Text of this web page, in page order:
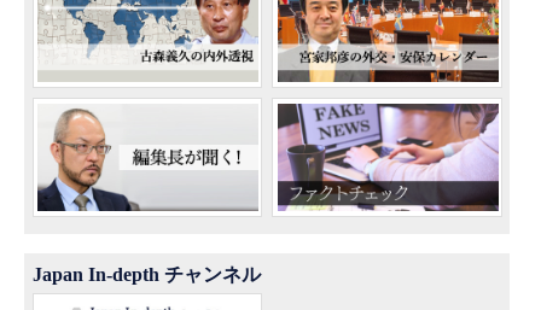
Japan In-depth チャンネル